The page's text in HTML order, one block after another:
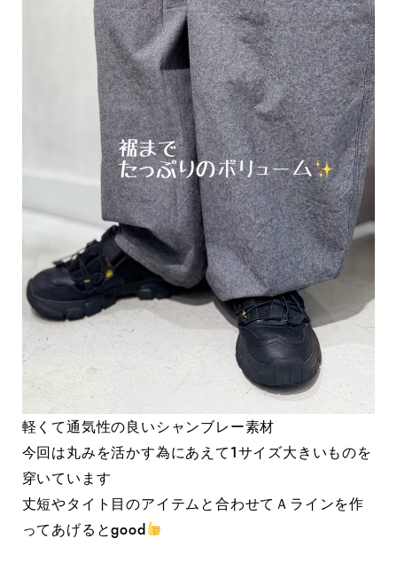
軽くて通気性の良いシャンブレー素材
今回は丸みを活かす為にあえて1サイズ大きいものを
穿いています
丈短やタイト目のアイテムと合わせてＡラインを作
ってあげるとgood